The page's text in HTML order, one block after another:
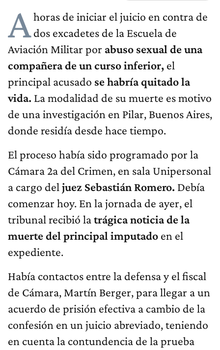
Ahoras de iniciar el juicio en contra de
dos excadetes de la Escuela de
Aviación Militar por abuso sexual de una
compañera de un curso inferior, el
principal acusado se habría quitado la
vida. La modalidad de su muerte es motivo
de una investigación en Pilar, Buenos Aires,
donde residía desde hace tiempo.
El proceso había sido programado por la
Cámara 2a del Crimen, en sala Unipersonal
a cargo del juez Sebastián Romero. Debía
comenzar hoy. En la jornada de ayer, el
tribunal recibió latrágica noticia de la
muerte del principal imputado en el
expediente.
Había contactos entre la defensa y el fiscal
de Cámara, Martín Berger, para llegar a un
acuerdo de prisión efectiva a cambio de la
confesión en un juicio abreviado, teniendo
en cuenta la contundencia de la prueba